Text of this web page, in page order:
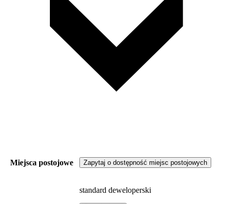
Miejsca postojowe Zapytaj o dostępność miejsc postojowych
standard deweloperski